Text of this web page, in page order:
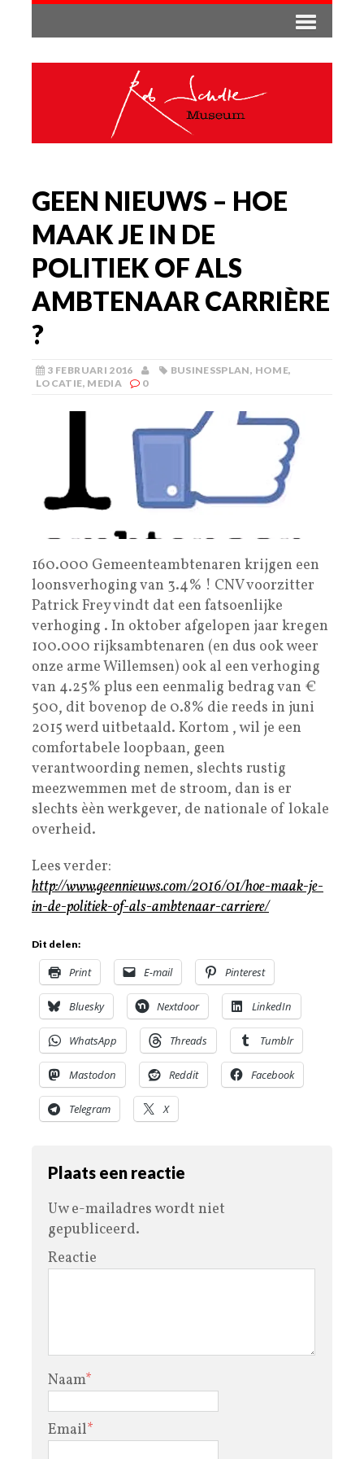
GEEN NIEUWS – HOE
MAAK JE IN DE
POLITIEK OF ALS
AMBTENAAR CARRIÈRE
?
3 FEBRUARI 2016 BUSINESSPLAN, HOME,
LOCATIE, MEDIA 0
160.000 Gemeenteambtenaren krijgen een
loonsverhoging van 3.4% ! CNV voorzitter
Patrick Frey vindt dat een fatsoenlijke
verhoging . In oktober afgelopen jaar kregen
100.000 rijksambtenaren (en dus ook weer
onze arme Willemsen) ook al een verhoging
van 4.25% plus een eenmalig bedrag van €
500, dit bovenop de 0.8% die reeds in juni
2015 werd uitbetaald. Kortom , wil je een
comfortabele loopbaan, geen
verantwoording nemen, slechts rustig
meezwemmen met de stroom, dan is er
slechts èèn werkgever, de nationale of lokale
overheid.
Lees verder:
http://www.geennieuws.com/2016/01/hoe-maak-je-
in-de-politiek-of-als-ambtenaar-carriere/
Dit delen:
Print E-mail Pinterest
Bluesky Nextdoor LinkedIn
WhatsApp Threads Tumblr
Mastodon Reddit Facebook
Telegram X
Plaats een reactie
Uw e-mailadres wordt niet
gepubliceerd.
Reactie
Naam*
Email*